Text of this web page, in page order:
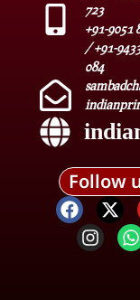
723
+91-9051
/ +91-
084
Follow